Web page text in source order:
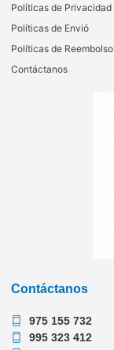
Políticas de Privacidad
Políticas de Envió
Políticas de Reembolso
Contáctanos
Contáctanos
975 155 732
995 323 412